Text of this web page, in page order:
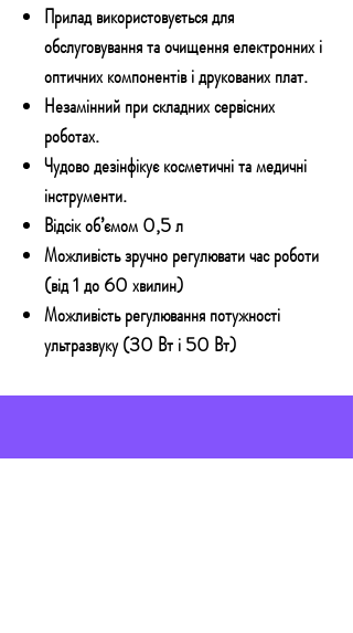
Прилад використовується для
обслуговування та очищення електронних і
оптичних компонентів і друкованих плат.
Незамінний при складних сервісних
роботах.
Чудово дезінфікує косметичні та медичні
інструменти.
Відсік об’ємом 0,5 л
Можливість зручно регулювати час роботи
(від 1 до 60 хвилин)
Можливість регулювання потужності
ультразвуку (30 Вт і 50 Вт)
КОНТАКТИ